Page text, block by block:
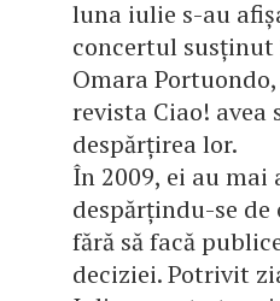
luna iulie s-au
concertul susținut
Omara
revista Ciao! avea
despărțirea lor.
În 2009, ei au mai
despărțindu-se de
fără să facă
deciziei. Potrivit